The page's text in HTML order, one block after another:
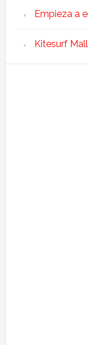
Empieza a
Kitesurf